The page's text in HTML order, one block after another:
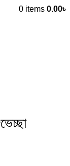
0 items 0.00৳